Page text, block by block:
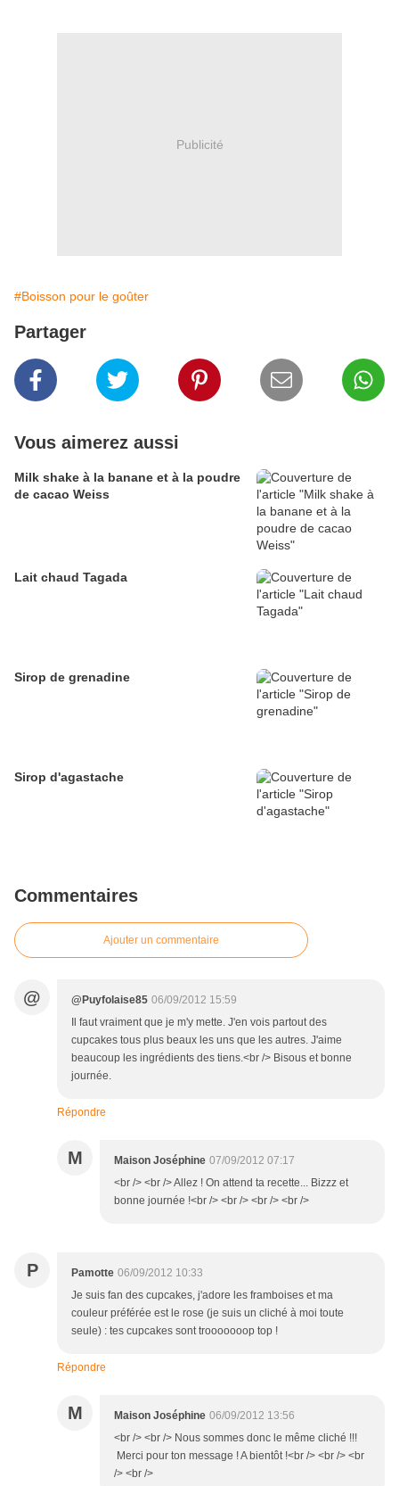
Publicité
#Boisson pour le goûter
Partager
Vous aimerez aussi
Milk shake à la banane et à la poudre
de cacao Weiss
Lait chaud Tagada
Sirop de grenadine
Sirop d'agastache
Commentaires
Ajouter un commentaire
@ @Puyfolaise85 06/09/2012 15:59
Il faut vraiment que je m'y mette. J'en vois partout des
cupcakes tous plus beaux les uns que les autres. J'aime
beaucoup les ingrédients des tiens.<br /> Bisous et bonne
journée.
Répondre
M Maison Joséphine 07/09/2012 07:17
<br /> <br /> Allez ! On attend ta recette... Bizzz et
bonne journée !<br /> <br /> <br /> <br />
P Pamotte 06/09/2012 10:33
Je suis fan des cupcakes, j'adore les framboises et ma
couleur préférée est le rose (je suis un cliché à moi toute
seule) : tes cupcakes sont trooooooop top !
Répondre
M Maison Joséphine 06/09/2012 13:56
<br /> <br /> Nous sommes donc le même cliché !!!
Merci pour ton message ! A bientôt !<br /> <br /> <br
/> <br />